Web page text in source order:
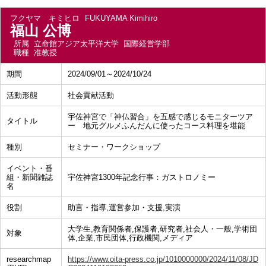
フクヤマ キミヒロ FUKUYAMA Kimihiro
福山 公博
所属 立命館アジア太平洋大学 国際経営学部
職種 准教授
期間 2024/09/01～2024/10/24
活動形態 社会貢献活動
タイトル
宇佐神宮で「神仏習合」を五感で感じるモニターツア
ー 地元グルメふんだんに使ったコース料理を堪能
種別 セミナー・ワークショップ
イベント・番
組・新聞雑誌
名
宇佐神宮1300年記念行事：ガストロノミー
役割 助言・指導,運営参加・支援,実演
対象
大学生,教育関係者,保護者,研究者,社会人・一般,学術団
体,企業,市民団体,行政機関,メディア
researchmap
https://www.oita-press.co.jp/1010000000/2024/11/08/JD